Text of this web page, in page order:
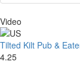
Video
Tilted Kilt Pub &
4.25